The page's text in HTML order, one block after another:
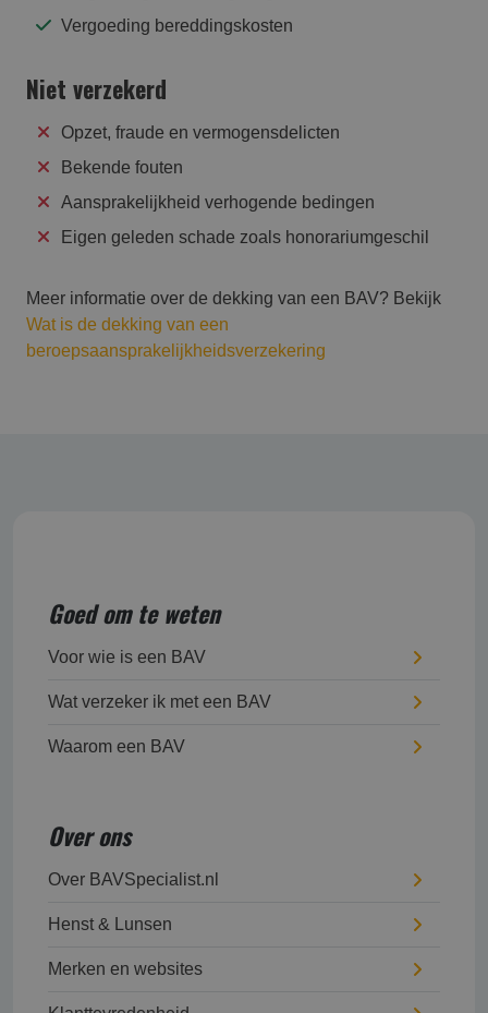
Vergoeding bereddingskosten
Niet verzekerd
Opzet, fraude en vermogensdelicten
Bekende fouten
Aansprakelijkheid verhogende bedingen
Eigen geleden schade zoals honorariumgeschil
Meer informatie over de dekking van een BAV? Bekijk
Wat is de dekking van een
beroepsaansprakelijkheidsverzekering
Goed om te weten
Voor wie is een BAV
Wat verzeker ik met een BAV
Waarom een BAV
Over ons
Over BAVSpecialist.nl
Henst & Lunsen
Merken en websites